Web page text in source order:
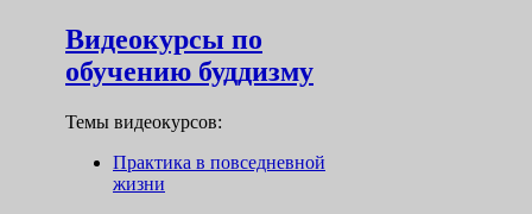
Видеокурсы по
обучению буддизму
Темы видеокурсов:
Практика в повседневной
жизни